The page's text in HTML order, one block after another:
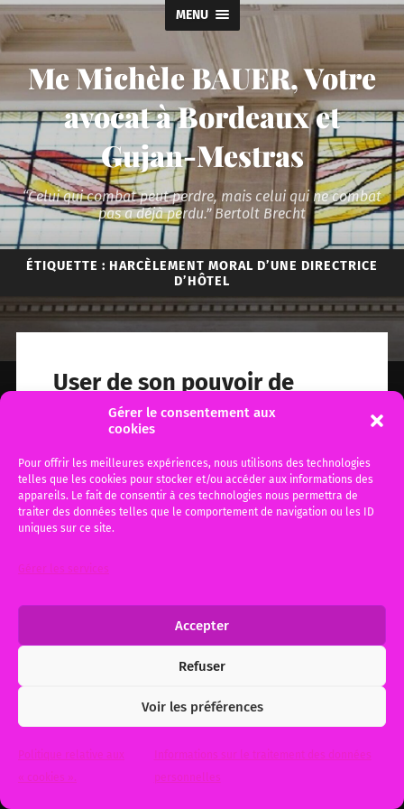
Gérer le consentement aux
cookies
Pour offrir les meilleures expériences, nous utilisons des technologies
telles que les cookies pour stocker et/ou accéder aux informations des
appareils. Le fait de consentir à ces technologies nous permettra de
traiter des données telles que le comportement de navigation ou les ID
uniques sur ce site.
Gérer les services
Accepter
Refuser
Voir les préférences
Politique relative aux
« cookies ».
Informations sur le traitement des données
personnelles
MENU
Me Michèle BAUER, Votre
avocat à Bordeaux et
Gujan-Mestras
“Celui qui combat peut perdre, mais celui qui ne combat
pas a déjà perdu.” Bertolt Brecht
ÉTIQUETTE : HARCÈLEMENT MORAL D’UNE DIRECTRICE
D’HÔTEL
User de son pouvoir de
direction n’est pas du
harcèlement moral.
J’aurais pu ajouter un sous-titre « Histoire
d’une relaxe ». J’ai défendu lundi, une salariée
cadre qui comparaissait devant le Tribunal
Correctionnel,…
Me Michèle BAUER, Votre avocat à Bordeaux et Gujan-